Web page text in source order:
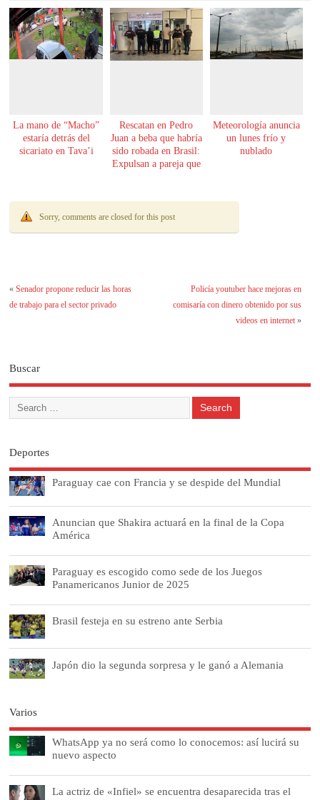
La mano de “Macho”
estaría detrás del
sicariato en Tava’i
Rescatan en Pedro
Juan a beba que habría
sido robada en Brasil:
Expulsan a pareja que
Meteorología anuncia
un lunes frío y
nublado
Sorry, comments are closed for this post
«Senador propone reducir las horas
de trabajo para el sector privado
Policía youtuber hace mejoras en
comisaría con dinero obtenido por sus
videos en internet»
Buscar
Deportes
Paraguay cae con Francia y se despide del Mundial
Anuncian que Shakira actuará en la final de la Copa
América
Paraguay es escogido como sede de los Juegos
Panamericanos Junior de 2025
Brasil festeja en su estreno ante Serbia
Japón dio la segunda sorpresa y le ganó a Alemania
Varios
WhatsApp ya no será como lo conocemos: así lucirá su
nuevo aspecto
La actriz de «Infiel» se encuentra desaparecida tras el